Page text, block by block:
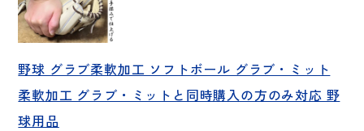
野球 グラブ柔軟加工 ソフトボール グラブ・ミット
柔軟加工 グラブ・ミットと同時購入の方のみ対応 野
球用品